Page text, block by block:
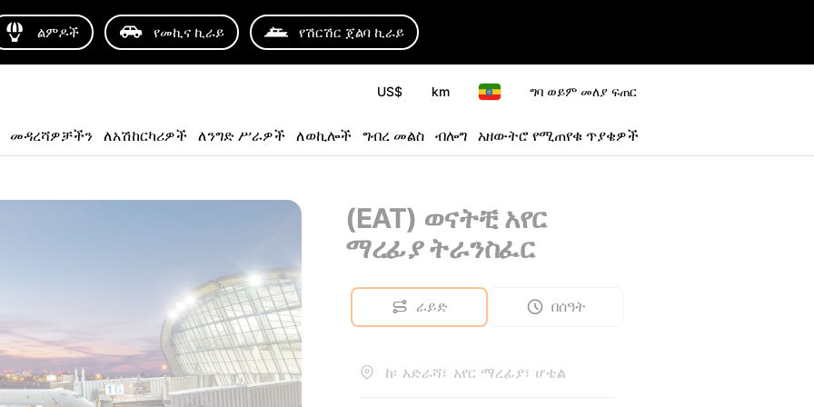
ልምዶች የመኪና ኪራይ የሽርሽር ጀልባ ኪራይ
US$ km ግባ ወይም መለያ ፍጠር
መዳረሻዎቻችን ለአሽከርካሪዎች ለንግድ ሥራዎች ለወኪሎች ግብረ መልስ ብሎግ አዘውትሮ የሚጠየቁ ጥያቄዎች
(EAT) ወናትቺ አየር
ማረፊያ ትራንስፈር
ራይድ በሰዓት
ከ፡ አድራሻ፣ አየር ማረፊያ፣ ሆቴል